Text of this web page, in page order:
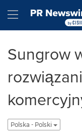
Hamburger
Sungrow
Polska - Polski